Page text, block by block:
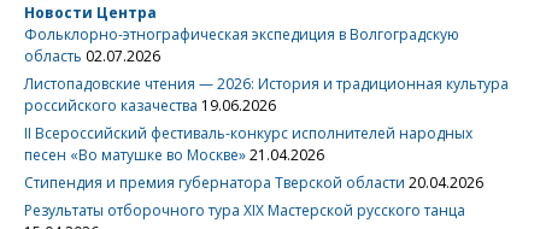
Новости Центра
Фольклорно-этнографическая экспедиция в Волгоградскую
область 02.07.2026
Листопадовские чтения — 2026: История и традиционная культура
российского казачества 19.06.2026
II Всероссийский фестиваль-конкурс исполнителей народных
песен «Во матушке во Москве»21.04.2026
Стипендия и премия губернатора Тверской области 20.04.2026
Результаты отборочного тура XIX Мастерской русского танца